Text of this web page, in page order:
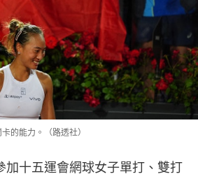
的能力。（路透社）
加十五運會網球女子單打、雙打